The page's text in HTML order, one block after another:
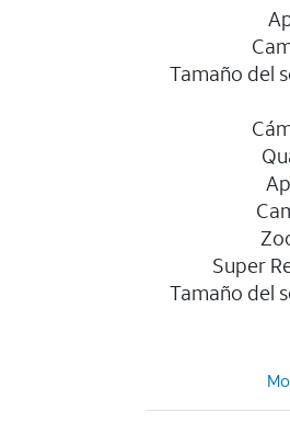
Tamaño del
Super
Tamaño del